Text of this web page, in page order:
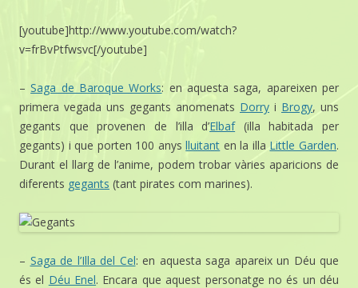
[youtube]http://www.youtube.com/watch?
v=frBvPtfwsvc[/youtube]
–Saga de Baroque Works: en aquesta saga, apareixen per
primera vegada uns gegants anomenats Dorry i Brogy, uns
gegants que provenen de l’illa d’Elbaf(illa habitada per
gegants) i que porten 100 anyslluitant en la illa Little Garden.
Durant el llarg de l’anime, podem trobar vàries aparicions de
diferents gegants (tant pirates com marines).
– Saga de l’Illa del Cel: en aquesta saga apareix un Déu que
és el Déu Enel. Encara que aquest personatge no és un déu